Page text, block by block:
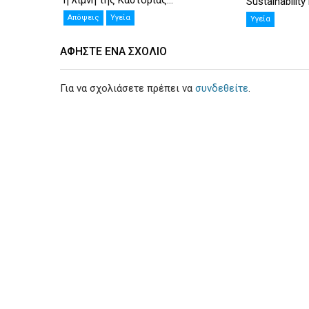
Απόψεις Υγεία Υγεία
ΑΦΉΣΤΕ ΕΝΑ ΣΧΌΛΙΟ
Για να σχολιάσετε πρέπει να συνδεθείτε